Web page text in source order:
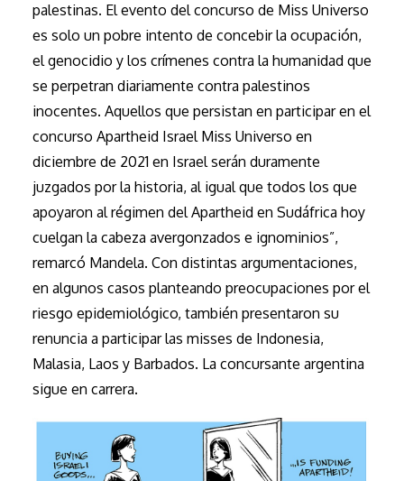
palestinas. El evento del concurso de Miss Universo
es solo un pobre intento de concebir la ocupación,
el genocidio y los crímenes contra la humanidad que
se perpetran diariamente contra palestinos
inocentes. Aquellos que persistan en participar en el
concurso Apartheid Israel Miss Universo en
diciembre de 2021 en Israel serán duramente
juzgados por la historia, al igual que todos los que
apoyaron al régimen del Apartheid en Sudáfrica hoy
cuelgan la cabeza avergonzados e ignominios”,
remarcó Mandela. Con distintas argumentaciones,
en algunos casos planteando preocupaciones por el
riesgo epidemiológico, también presentaron su
renuncia a participar las misses de Indonesia,
Malasia, Laos y Barbados. La concursante argentina
sigue en carrera.